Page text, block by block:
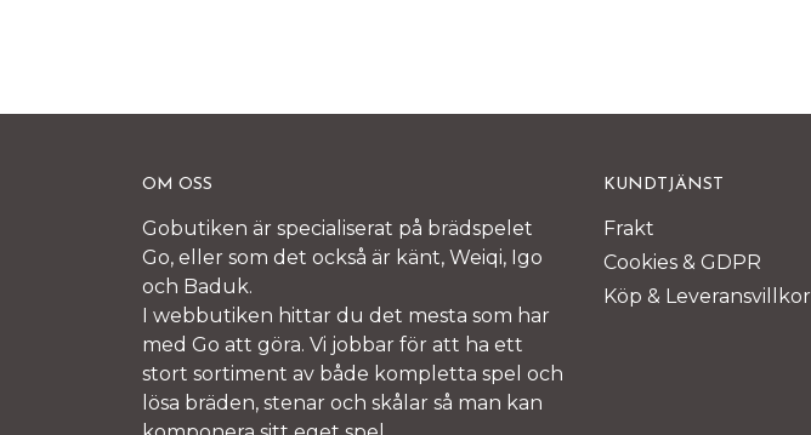
OM OSS
Gobutiken är specialiserat på brädspelet
Go, eller som det också är känt, Weiqi, Igo
och Baduk.
I webbutiken hittar du det mesta som har
med Go att göra. Vi jobbar för att ha ett
stort sortiment av både kompletta spel och
lösa bräden, stenar och skålar så man kan
KUNDTJÄNST
Frakt
Cookies & GDPR
Köp & Leveransvillkor